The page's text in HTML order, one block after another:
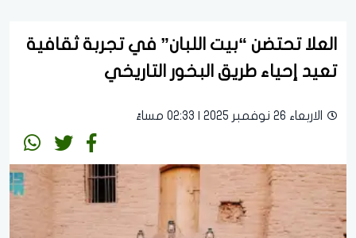
العلا تحتضن “بيت اللبان” في تجربة ثقافية
تعيد إحياء طريق البخور التاريخي
الاربعاء 26 نوفمبر 2025 | 02:33 مساءً